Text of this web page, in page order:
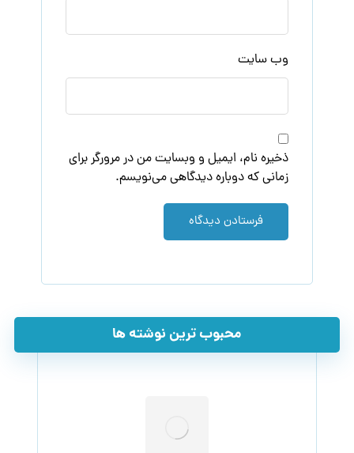
وب‌ سایت
ذخیره نام، ایمیل و وبسایت من در مرورگر برای
زمانی که دوباره دیدگاهی می‌نویسم.
فرستادن دیدگاه
محبوب ترین نوشته ها